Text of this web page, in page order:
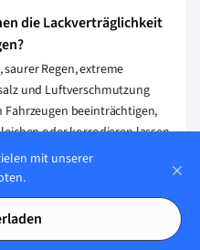
die Lackverträglichkeit
Regen, extreme
und Luftverschmutzung
beeinträchtigen,
oder korrodieren lassen.
speichern
mit unserer